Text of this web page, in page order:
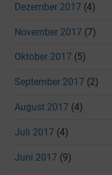
Dezember 2017 (4)
November 2017 (7)
Oktober 2017 (5)
September 2017 (2)
August 2017 (4)
Juli 2017 (4)
Juni 2017 (9)